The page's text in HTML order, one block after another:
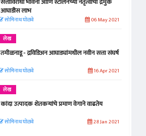
आघाडीस लाभ
सोमिनाथ घोळवे 06 May 2021
लेख
तमीळनाडू - द्रविडिअन आघाड्यांमधील नवीन सत्ता संघर्ष
सोमिनाथ घोळवे 16 Apr 2021
लेख
कांदा उत्पादक शेतकऱ्यांचे प्रमाण वेगाने वाढतेय
सोमिनाथ घोळवे 28 Jan 2021